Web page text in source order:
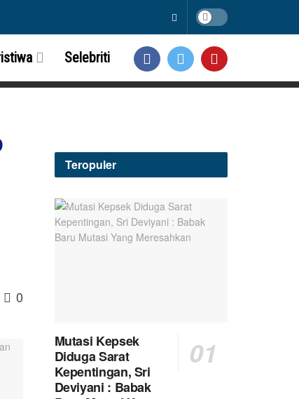
Selebriti
0
Teropuler
Mutasi Kepsek
Diduga Sarat
Kepentingan, Sri
Deviyani : Babak